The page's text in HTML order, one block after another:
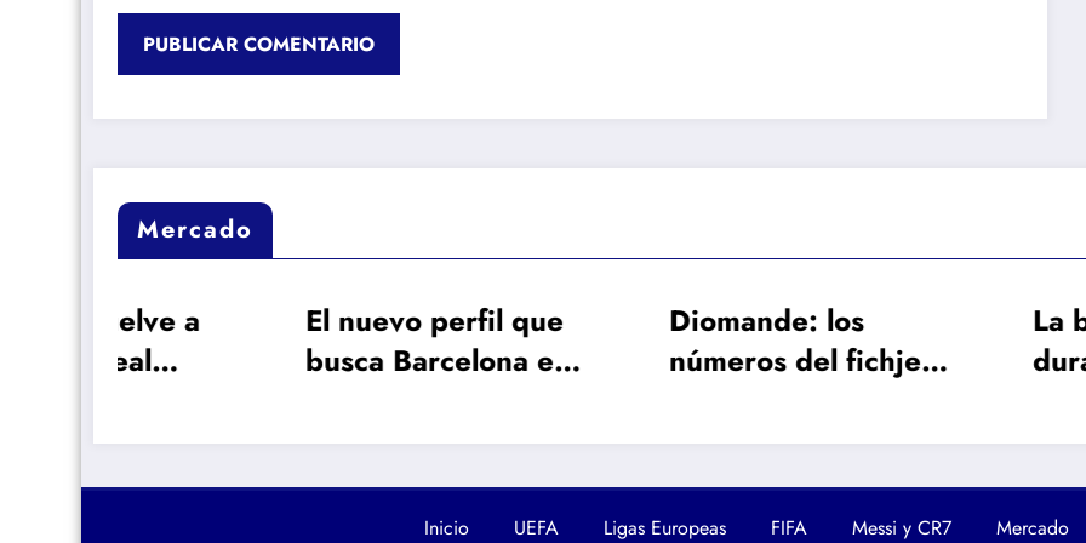
Mercado
El nuevo perfil que
busca Barcelona en
Diomande: los
números del fichje
historia del Real
Madrid
La baja de larga
duración de
Barcelona a
un galáctico
Inicio UEFA Ligas Europeas FIFA Messi y CR7 Mercado